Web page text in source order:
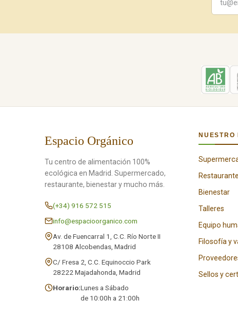
Espacio Orgánico
Tu centro de alimentación 100%
ecológica en Madrid. Supermercado,
restaurante, bienestar y mucho más.
(+34) 916 572 515
info@espacioorganico.com
Av. de Fuencarral 1, C.C. Río Norte II
28108 Alcobendas, Madrid
C/ Fresa 2, C.C. Equinoccio Park
28222 Majadahonda, Madrid
Horario:Lunes a Sábado
de 10:00h a 21:00h
NUESTRO
Restaurante
Bienestar
Talleres
Equipo
Filosofía y
Sellos y